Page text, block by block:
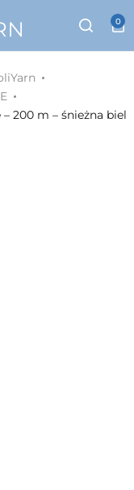
0
200 m – śnieżna biel